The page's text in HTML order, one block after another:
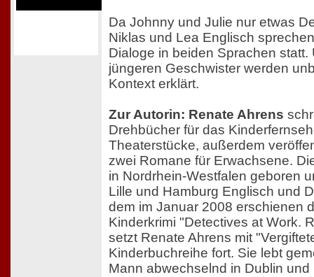
Da Johnny und Julie nur etwas
Niklas und Lea Englisch
Dialoge in beiden Sprachen
jüngeren Geschwister werden
Kontext erklärt.
Zur Autorin: Renate Ahrens
Drehbücher für das
Theaterstücke, außerdem
zwei Romane für Erwachsene.
in Nordrhein-Westfalen geboren
Lille und Hamburg Englisch und
dem im Januar 2008 erschienen
Kinderkrimi "Detectives at Work.
setzt Renate Ahrens mit
Kinderbuchreihe fort. Sie lebt
Mann abwechselnd in Dublin und